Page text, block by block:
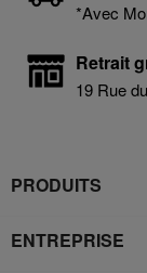
*Avec
Retrait
19 Rue
PRODUITS
ENTREPRISE